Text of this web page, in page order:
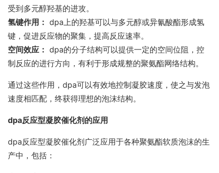
受到多元醇羟基的进攻。
氢键作用： dpa上的羟基可以与多元醇或异氰酸酯形成氢
键，促进反应物的聚集，提高反应速率。
空间效应： dpa的分子结构可以提供一定的空间位阻，控
制反应的进行方向，有利于形成规整的聚氨酯网络结构。
通过这些作用，dpa可以有效地控制凝胶速度，使之与发泡
速度相匹配，终获得理想的泡沫结构。
dpa反应型凝胶催化剂的应用
dpa反应型凝胶催化剂广泛应用于各种聚氨酯软质泡沫的生
产中，包括：